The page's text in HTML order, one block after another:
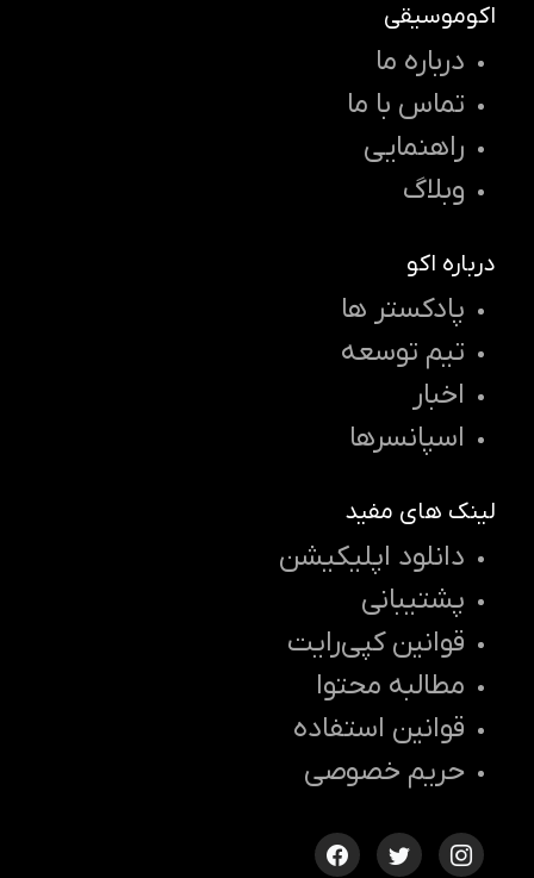
اکوموسیقی
درباره ما
تماس با ما
راهنمایی
وبلاگ
درباره اکو
پادکستر ها
تیم توسعه
اخبار
اسپانسرها
لینک های مفید
دانلود اپلیکیشن
پشتیبانی
قوانین کپی‌رایت
مطالبه محتوا
قوانین استفاده
حریم خصوصی